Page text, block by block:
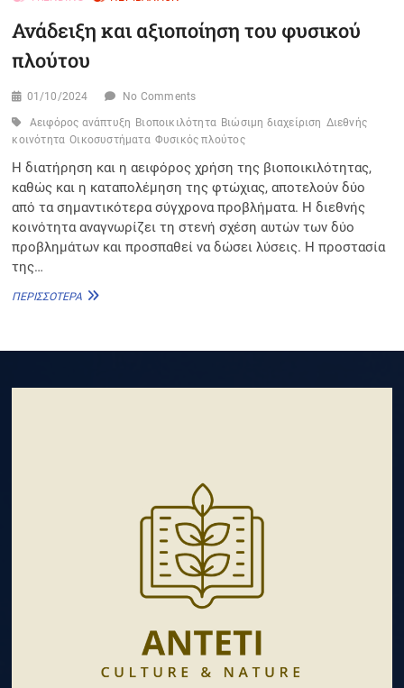
Ανάδειξη και αξιοποίηση του φυσικού
πλούτου
01/10/2024 No Comments
Αειφόρος ανάπτυξη Βιοποικιλότητα Βιώσιμη διαχείριση Διεθνής
κοινότητα Οικοσυστήματα Φυσικός πλούτος
Η διατήρηση και η αειφόρος χρήση της βιοποικιλότητας,
καθώς και η καταπολέμηση της φτώχιας, αποτελούν δύο
από τα σημαντικότερα σύγχρονα προβλήματα. Η διεθνής
κοινότητα αναγνωρίζει τη στενή σχέση αυτών των δύο
προβλημάτων και προσπαθεί να δώσει λύσεις. Η προστασία
της…
ΠΕΡΙΣΣΌΤΕΡΑ ΑΝΆΔΕΙΞΗ